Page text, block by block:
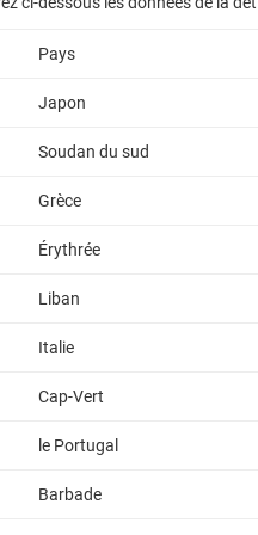
Pays
Japon
Soudan du sud
Grèce
Érythrée
Liban
Italie
Cap-Vert
le Portugal
Barbade